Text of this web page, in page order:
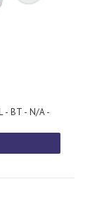
- BT - N/A -